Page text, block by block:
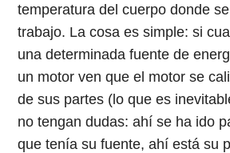
temperatura del cuerpo donde
trabajo. La cosa es simple: si
una determinada fuente de
un motor ven que el motor se
de sus partes (lo que es
no tengan dudas: ahí se ha ido
que tenía su fuente, ahí está su